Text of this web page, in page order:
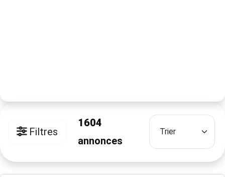
Filtres
1604
annonces